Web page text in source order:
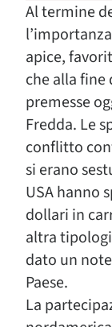
Al termine
apice,
che alla
premesse
Fredda. Le
conflitto
si erano
USA hanno
dollari in
altra
dato un
Paese.
La